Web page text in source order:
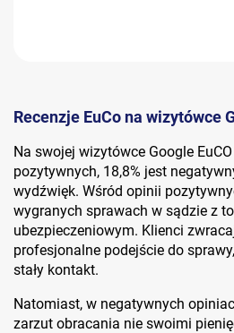
Recenzje EuCo na wizytówce
Na swojej wizytówce Google
pozytywnych, 18,8% jest
wydźwięk. Wśród opinii
wygranych sprawach w sądzie z
ubezpieczeniowym. Klienci
profesjonalne podejście do
stały kontakt.
Natomiast, w negatywnych
zarzut obracania nie swoimi